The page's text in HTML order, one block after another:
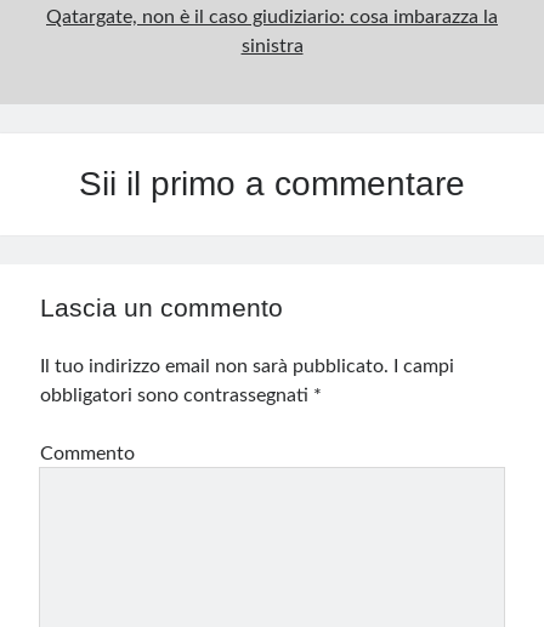
Qatargate, non è il caso giudiziario: cosa imbarazza la
sinistra
Sii il primo a commentare
Lascia un commento
Il tuo indirizzo email non sarà pubblicato.
I campi
obbligatori sono contrassegnati *
Commento